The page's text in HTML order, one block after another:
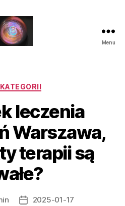
Menu
Kategorie
leczenia
Warszawa,
terapii są
Data2025-01-17